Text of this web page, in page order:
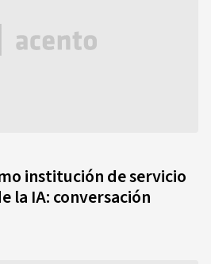
institución de servicio
la IA: conversación